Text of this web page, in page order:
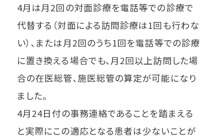
4月は月2回の対面診療を電話等での診療で
代替する（対面による訪問診療は1回も行わな
い）、または月2回のうち1回を電話等での診療
に置き換える場合でも、月2回以上訪問した場
合の在医総管、施医総管の算定が可能になり
ました。
4月24日付の事務連絡であることを踏まえる
と実際にこの適応となる患者は少ないことが